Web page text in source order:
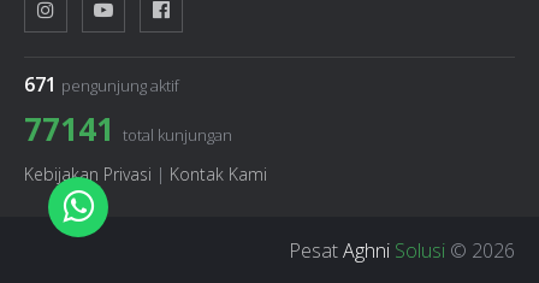
671 pengunjung aktif
77141 total kunjungan
Kebijakan Privasi | Kontak Kami
PesatAghni Solusi © 2026